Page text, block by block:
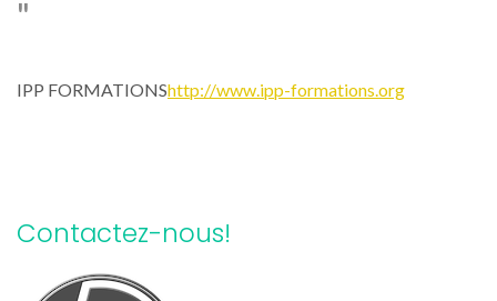
IPP FORMATIONShttp://www.ipp-formations.org
Contactez-nous!